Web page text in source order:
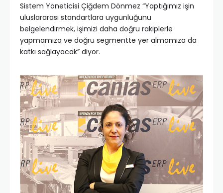
Sistem Yöneticisi Çiğdem Dönmez “Yaptığımız işin
uluslararası standartlara uygunluğunu
belgelendirmek, işimizi daha doğru rakiplerle
yapmamıza ve doğru segmentte yer almamıza da
katkı sağlayacak” diyor.